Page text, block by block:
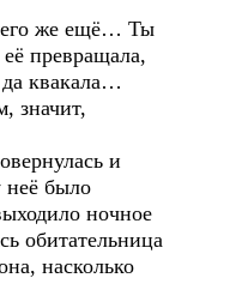
же ещё… Ты
превращала,
квакала…
и
было
ночное
обитательница
насколько